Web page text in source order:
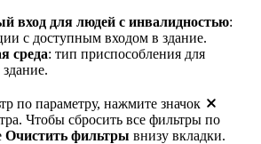
вход для людей с инвалидностью:
с доступным входом в здание.
среда: тип приспособления для
по параметру, нажмите значок
Чтобы сбросить все фильтры по
Очистить фильтры внизу вкладки.